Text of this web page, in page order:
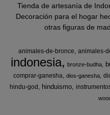
Tienda de artesanía de
Decoración para el hogar
otras figuras de
animales-de-bronce animales-
indonesia
bronze-budha
comprar-ganesha dios-ganesha
hindu-god
hinduismo